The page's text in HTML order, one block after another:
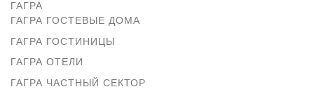
ГАГРА
ГАГРА ГОСТЕВЫЕ ДОМА
ГАГРА ГОСТИНИЦЫ
ГАГРА ОТЕЛИ
ГАГРА ЧАСТНЫЙ СЕКТОР